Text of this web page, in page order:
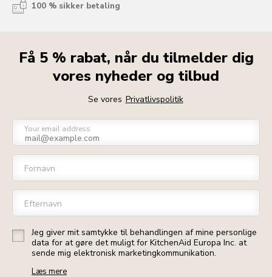
100 % sikker betaling
Få 5 % rabat, når du tilmelder dig
vores nyheder og tilbud
Se vores Privatlivspolitik
Your email address
Fornavn
Efternavn
Jeg giver mit samtykke til behandlingen af mine personlige
data for at gøre det muligt for KitchenAid Europa Inc. at
sende mig elektronisk marketingkommunikation.
Læs mere